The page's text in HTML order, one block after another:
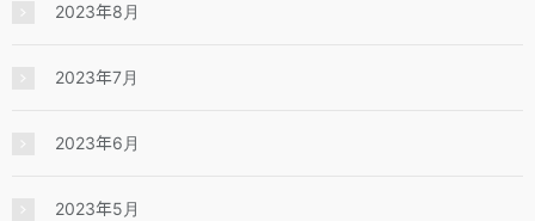
2023年8月
2023年7月
2023年6月
2023年5月